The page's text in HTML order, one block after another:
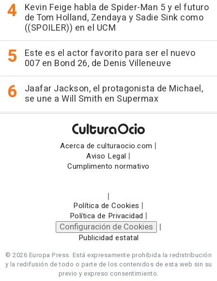
Kevin Feige habla de Spider-Man 5 y el futuro
de Tom Holland, Zendaya y Sadie Sink como
((SPOILER)) en el UCM
Este es el actor favorito para ser el nuevo
007 en Bond 26, de Denis Villeneuve
Jaafar Jackson, el protagonista de Michael,
se une a Will Smith en Supermax
Acerca de culturaocio.com |
Aviso Legal |
Cumplimento normativo
|
Política de Cookies |
Política de Privacidad |
Configuración de Cookies |
Publicidad estatal
© 2026 Europa Press. Está expresamente prohibida la redistribución
y la redifusión de todo o parte de los contenidos de esta web sin su
previo y expreso consentimiento.